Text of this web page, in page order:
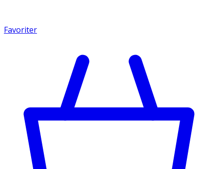
Favoriter